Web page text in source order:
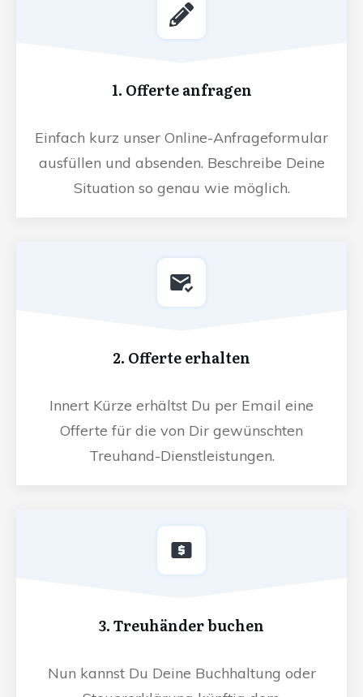
1. Offerte anfragen
Einfach kurz unser Online-Anfrageformular
ausfüllen und absenden. Beschreibe Deine
Situation so genau wie möglich.
2. Offerte erhalten
Innert Kürze erhältst Du per Email eine
Offerte für die von Dir gewünschten
Treuhand-Dienstleistungen.
3. Treuhänder buchen
Nun kannst Du Deine Buchhaltung oder